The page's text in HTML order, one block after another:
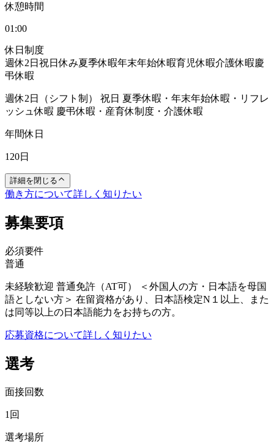
休憩時間
01:00
休日制度
週休2日 祝日休み夏季休暇年末年始休暇育児休暇介護休暇慶
弔休暇
週休2日（シフト制） 祝日 夏季休暇・年末年始休暇・リフレ
ッシュ休暇 慶弔休暇・産育休制度・介護休暇
年間休日
120日
詳細を閉じる
働き方について詳しく知りたい
募集要項
必須要件
普通
未経験歓迎 普通免許（AT可） ＜外国人の方・日本語を母国
語としない方＞ 在留資格があり、日本語検定N１以上、また
は同等以上の日本語能力をお持ちの方。
応募資格について詳しく知りたい
選考
面接回数
1回
選考場所